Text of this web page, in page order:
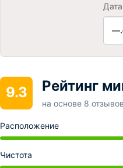
9.3 Рейтинг
на основе 8 отзывов
Расположение
Чистота